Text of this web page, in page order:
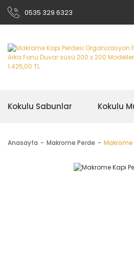
0535 329 6323
Kokulu Sabunlar Kokulu
Anasayfa Makrome Perde Makrome